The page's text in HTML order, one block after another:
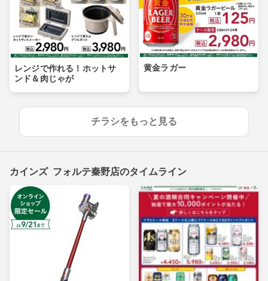
レンジで作れる！ホットサ
ンド＆肉じゃが
黄金ラガー
チラシをもっと見る
カインズ フォルテ秦野店のタイムライン